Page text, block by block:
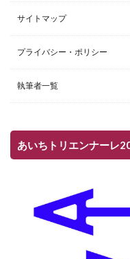
サイトマップ
プライバシー・ポリシー
執筆者一覧
あいちトリエンナーレ